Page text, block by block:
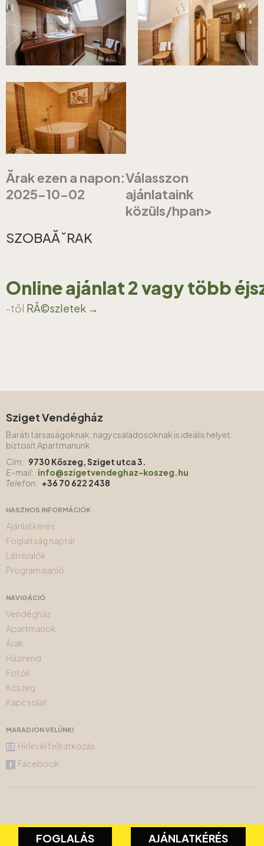
Ărak ezen a napon:
2025-10-02
Válasszon
ajánlataink
közüls/hpan>
SZOBAĂˇRAK
Online ajánlat 2 vagy több
-től RĂ©szletek →
Sziget Vendégház
Baráti társaságoknak, nagycsaládosoknak is ideális helyet
biztosít Apartmanunk
Cím: 9730 Kőszeg, Sziget utca 3.
E-mail: info@szigetvendeghaz-koszeg.hu
Telefon: +36 70 622 2438
HASZNOS INFORMÁCIÓK
Ajánlatkérés
Foglaltság naptár
Látnivalók
Programajánló
NAVIGÁCIÓ
Vendégház
Apartmanok
Árak
Házirend
Fotók
Kőszeg
Kapcsolat
MARADJON VELÜNK!
Hírlevél feliratkozás
Facebook
FOGLALÁS AJÁNLATKÉRÉS